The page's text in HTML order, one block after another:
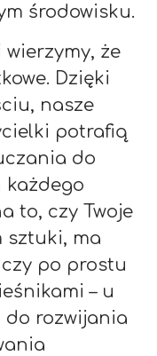
środowisku.
wierzymy, że
Dzięki
nasze
potrafią
do
każdego
to, czy Twoje
sztuki, ma
po prostu
– u
do rozwijania